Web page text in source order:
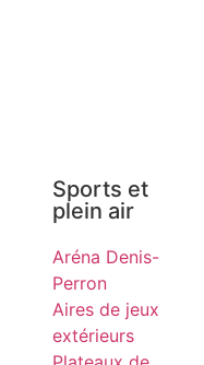
Sports et
plein air
Aréna Denis-
Perron
Aires de jeux
extérieurs